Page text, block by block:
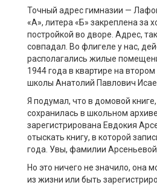
Точный адрес гимназии —
«А», литера «Б» закреплена за
постройкой во дворе. Адрес,
совпадал. Во флигеле у нас,
располагались жилые
1944 года в квартире на
школы Анатолий Павлович
Я подумал, что в домовой
сохранилась в школьном
зарегистрирована Евдокия
отыскать книгу, в которой
года. Увы, фамилии Арсеньевой
Но это ничего не значило, она
из жизни или быть